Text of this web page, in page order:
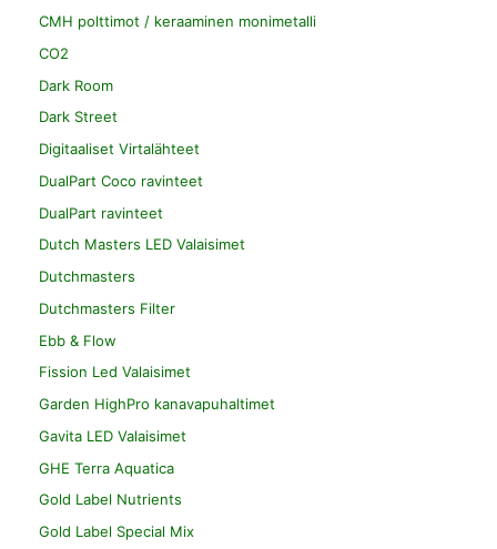
CMH polttimot / keraaminen monimetalli
CO2
Dark Room
Dark Street
Digitaaliset Virtalähteet
DualPart Coco ravinteet
DualPart ravinteet
Dutch Masters LED Valaisimet
Dutchmasters
Dutchmasters Filter
Ebb & Flow
Fission Led Valaisimet
Garden HighPro kanavapuhaltimet
Gavita LED Valaisimet
GHE Terra Aquatica
Gold Label Nutrients
Gold Label Special Mix